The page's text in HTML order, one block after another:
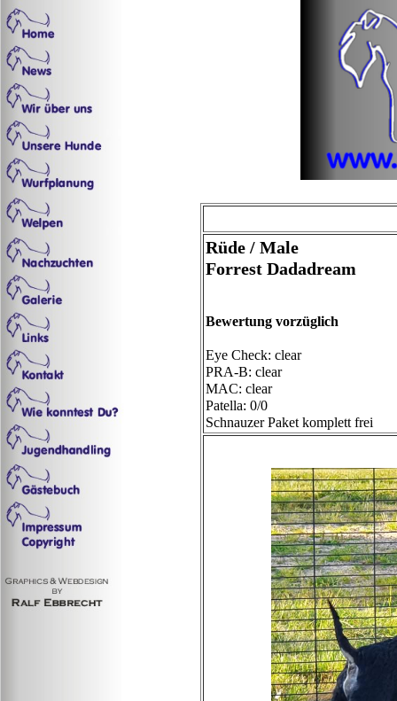
Rüde / Male
Forrest Dadadream
Bewertung vorzüglich
Eye Check: clear
PRA-B: clear
MAC: clear
Patella: 0/0
Schnauzer Paket komplett frei